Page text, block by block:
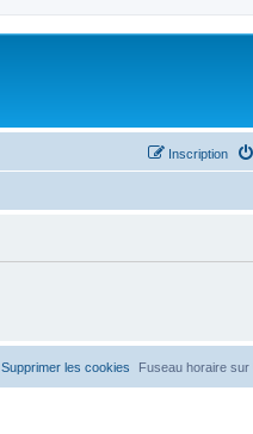
Inscription
Fuseau horaire sur
Supprimer les cookies